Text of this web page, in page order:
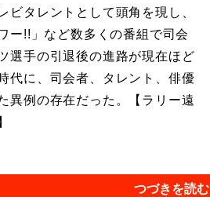
ビタレントとして頭角を現し、
ー!!」など数多くの番組で司会
選手の引退後の進路が現在ほど
代に、司会者、タレント、俳優
異例の存在だった。【ラリー遠
つづきを読む